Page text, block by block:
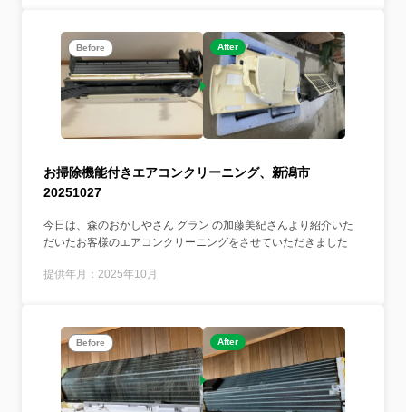
Before After
お掃除機能付きエアコンクリーニング、新潟市
20251027
今日は、森のおかしやさん グラン の加藤美紀さんより紹介いた
だいたお客様のエアコンクリーニングをさせていただきました
提供年月：2025年10月
Before After